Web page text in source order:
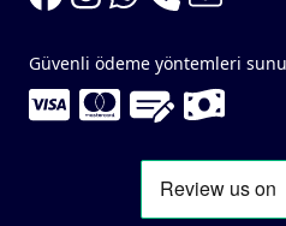
Güvenli ödeme yöntemleri